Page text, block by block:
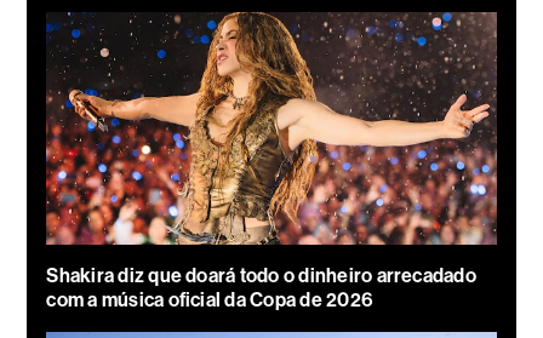
Shakira diz que doará todo o dinheiro arrecadado
com a música oficial da Copa de 2026